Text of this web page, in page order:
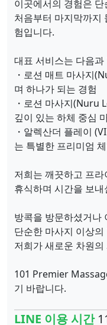
이곳에서의 경험은
처음부터 마지막까지
험입니다.
대표 서비스는 다음과
・로션 매트 마사지
며 하나가 되는 경험
・로션 마사지
깊이 있는 하체 중심
・알렉산더 플레이
는 특별한 프리미엄
저희는 깨끗하고 프
휴식하며 시간을 보
방콕을 방문하셨거나
단순한 마사지 이상
저희가 새로운 차원
101 Premier
기 바랍니다.
LINE 이용 시간